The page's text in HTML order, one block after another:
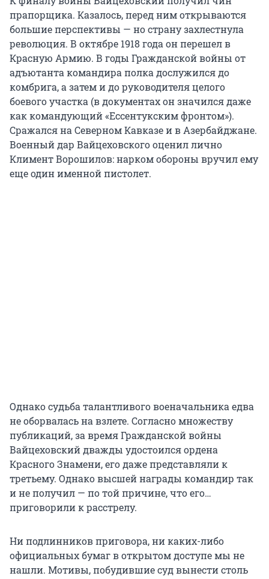
прапорщика. Казалось, перед ним открываются
большие перспективы — но страну захлестнула
революция. В октябре 1918 года он перешел в
Красную Армию. В годы Гражданской войны от
адъютанта командира полка дослужился до
комбрига, а затем и до руководителя целого
боевого участка (в документах он значился даже
как командующий «Ессентукским фронтом»).
Сражался на Северном Кавказе и в Азербайджане.
Военный дар Вайцеховского оценил лично
Климент Ворошилов: нарком обороны вручил ему
еще один именной пистолет.
Однако судьба талантливого военачальника едва
не оборвалась на взлете. Согласно множеству
публикаций, за время Гражданской войны
Вайцеховский дважды удостоился ордена
Красного Знамени, его даже представляли к
третьему. Однако высшей награды командир так
и не получил — по той причине, что его…
приговорили к расстрелу.
Ни подлинников приговора, ни каких-либо
официальных бумаг в открытом доступе мы не
нашли. Мотивы, побудившие суд вынести столь